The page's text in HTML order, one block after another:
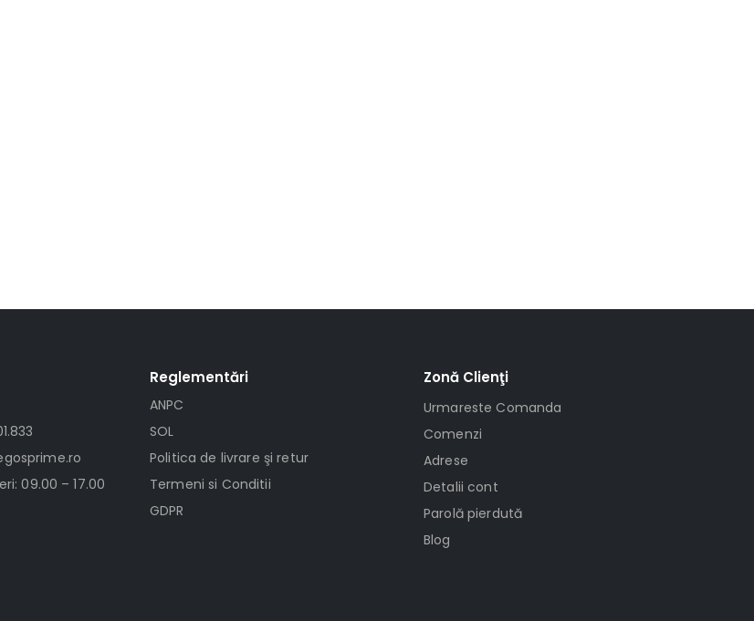
09.00 – 17.00
Reglementări
ANPC
SOL
Politica de livrare şi retur
Termeni si Conditii
GDPR
Zonă Clienţi
Urmareste Comanda
Comenzi
Adrese
Detalii cont
Parolă pierdută
Blog